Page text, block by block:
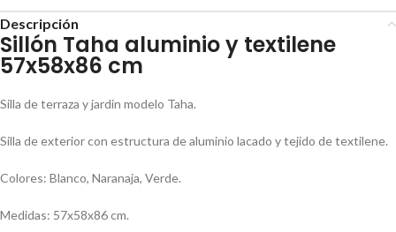
Descripción
Sillón Taha aluminio y textilene
57x58x86 cm
Silla de terraza y jardin modelo Taha.
Silla de exterior con estructura de aluminio lacado y tejido de textilene.
Colores: Blanco, Naranaja, Verde.
Medidas: 57x58x86 cm.